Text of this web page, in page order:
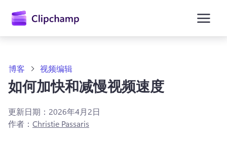
容
博客 视频编辑
如何加快和减慢视频速度
更新日期： 2026年4月2日
作者： Christie Passaris